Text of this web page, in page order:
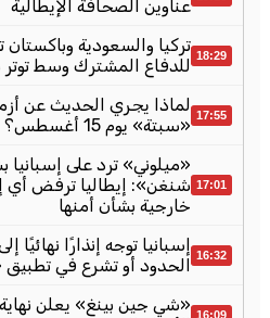
عناوين الصحافة الإيطالية
18:29 تركيا والسعودية وباكستان
للدفاع المشترك وسط
17:55 لماذا يجري الحديث عن
«سبتة» يوم 15 أغسطس؟
17:01
«ميلوني» ترد على إسبانيا
شنغن»: إيطاليا ترفض أي
خارجية بشأن أمنها
16:32 إسبانيا توجه إنذارًا نهائيًا
الحدود أو تشرع في تطبيق
16:09 «شي جين بينغ» يعلن نهاية